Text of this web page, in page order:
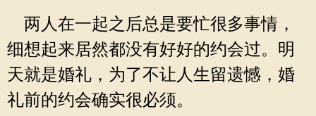
两人在一起之后总是要忙很多事情，
细想起来居然都没有好好的约会过。明
天就是婚礼，为了不让人生留遗憾，婚
礼前的约会确实很必须。